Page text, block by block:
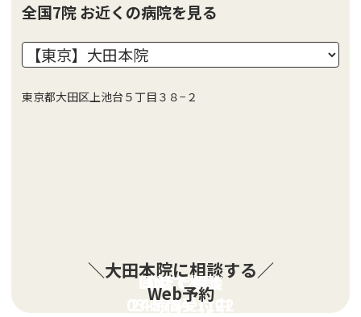
全国7院 お近くの病院を見る
東京都大田区上池台５丁目３８−２
＼大田本院に相談する／
電話で相談
03-5754-1122
LINEで相談
24時間受付中
Web予約